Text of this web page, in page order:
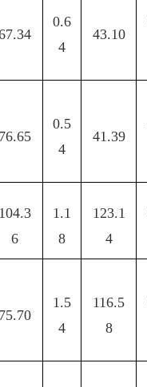
0.6
4
43.10
76.65
0.5
4
41.39
104.3
6
1.1
8
123.1
4
75.70
1.5
4
116.5
8